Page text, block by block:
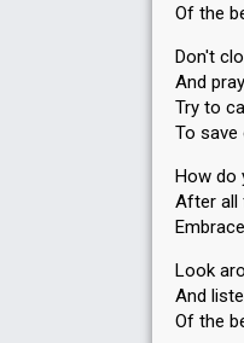
Of the
Don't
And
Try to
To save
How do
After all
Look
And
Of the